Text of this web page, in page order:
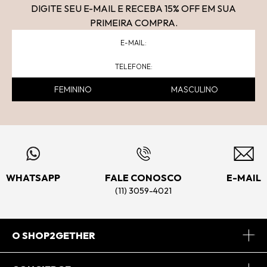
DIGITE SEU E-MAIL E RECEBA 15% OFF EM SUA
PRIMEIRA COMPRA.
FEMININO MASCULINO
WHATSAPP FALE CONOSCO
(11) 3059-4021
E-MAIL
O SHOP2GETHER